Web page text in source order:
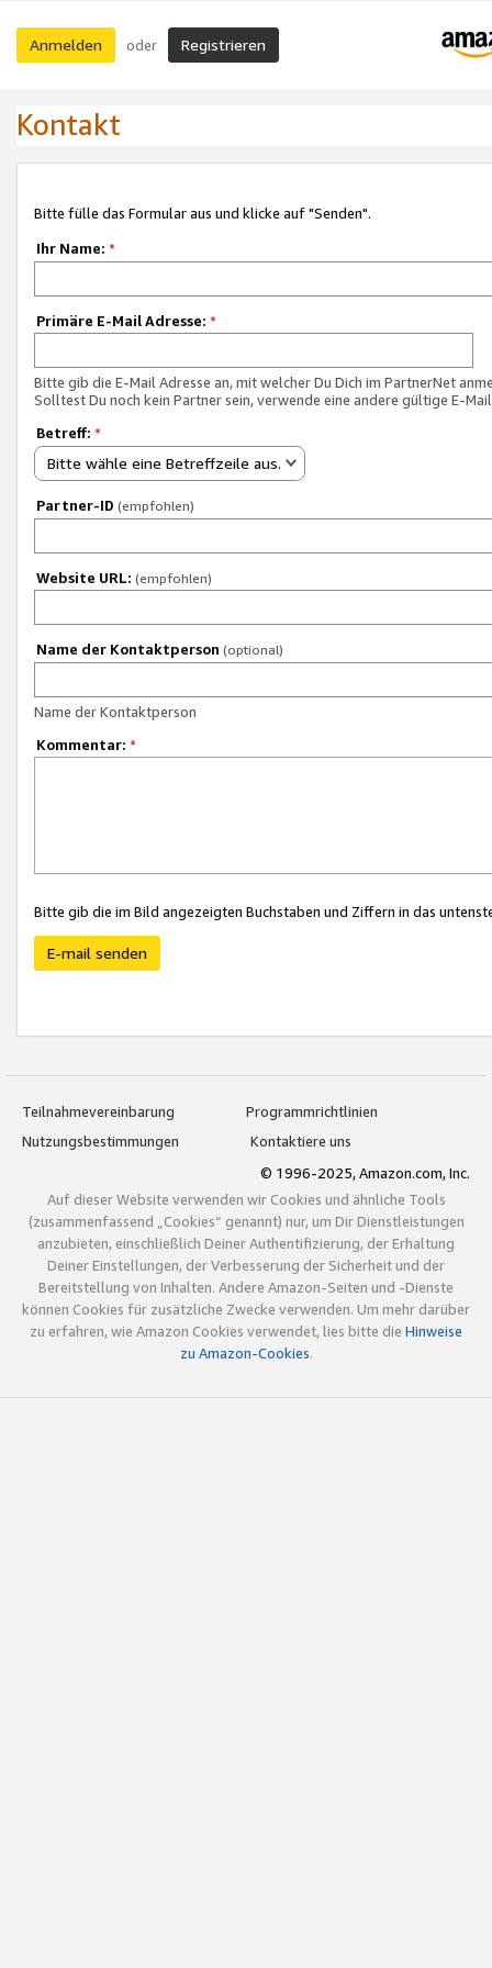
Anmelden oder Registrieren
Kontakt
Bitte fülle das Formular aus und klicke auf "Senden".
Ihr Name: *
Primäre E-Mail Adresse: *
Bitte gib die E-Mail Adresse an, mit welcher Du Dich im PartnerNet
Solltest Du noch kein Partner sein, verwende eine andere gültige E-
Betreff: *
Bitte wähle eine Betreffzeile aus.
Partner-ID (empfohlen)
Website URL: (empfohlen)
Name der Kontaktperson (optional)
Name der Kontaktperson
Kommentar: *
Bitte gib die im Bild angezeigten Buchstaben und Ziffern in das
E-mail senden
Teilnahmevereinbarung
Programmrichtlinien
Nutzungsbestimmungen
Kontaktiere uns
© 1996-2025, Amazon.com, Inc.
Auf dieser Website verwenden wir Cookies und ähnliche Tools
(zusammenfassend „Cookies“ genannt) nur, um Dir Dienstleistungen
anzubieten, einschließlich Deiner Authentifizierung, der Erhaltung
Deiner Einstellungen, der Verbesserung der Sicherheit und der
Bereitstellung von Inhalten. Andere Amazon-Seiten und -Dienste
können Cookies für zusätzliche Zwecke verwenden. Um mehr darüber
zu erfahren, wie Amazon Cookies verwendet, lies bitte die Hinweise
zu Amazon-Cookies.